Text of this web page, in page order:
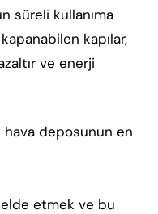
süreli kullanıma
kapanabilen kapılar,
ve enerji
deposunun en
elde etmek ve bu